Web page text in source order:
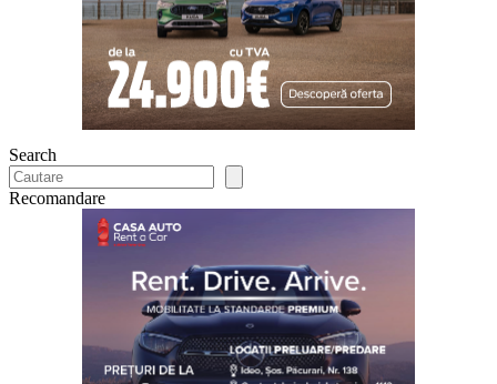
Search
Recomandare